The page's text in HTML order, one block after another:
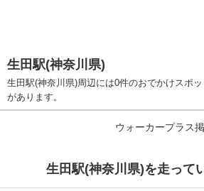
生田駅(神奈川県)
生田駅(神奈川県)周辺には0件のおでかけスポ
があります。
ウォーカープラス
生田駅(神奈川県)を走って